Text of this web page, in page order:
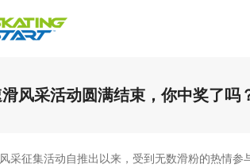
风采活动圆满结束，你中奖了吗
采征集活动自推出以来，受到无数滑粉的热情